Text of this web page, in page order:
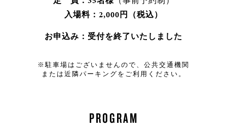
入場料：2,000円（税込）
お申込み：受付を終了いたしました
※駐車場はございませんので、公共交通機関
または近隣パーキングをご利用ください。
PROGRAM